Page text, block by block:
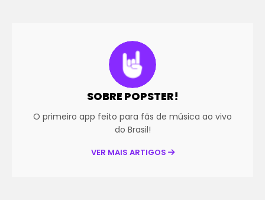
SOBRE POPSTER!
O primeiro app feito para fãs de música ao vivo
do Brasil!
VER MAIS ARTIGOS